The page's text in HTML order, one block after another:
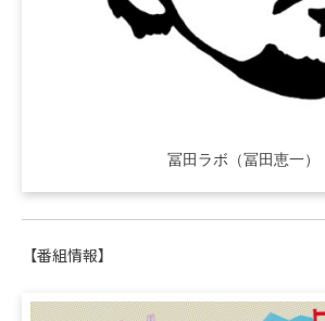
冨田ラボ（冨田恵一）
【番組情報】